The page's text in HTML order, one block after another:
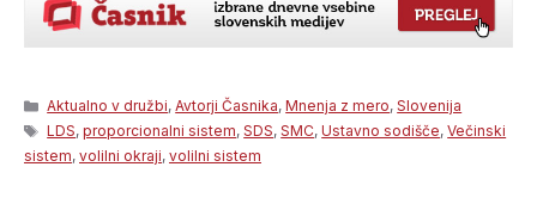
Categories
Aktualno v družbi,Avtorji Časnika,Mnenja z mero,Slovenija
Tags
LDS,proporcionalni sistem,SDS,SMC,Ustavno sodišče,Večinski
sistem, volilni okraji, volilni sistem